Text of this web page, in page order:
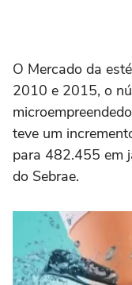
O Mercado da
2010 e 2015, o
teve um
para 482.455 em
do Sebrae.